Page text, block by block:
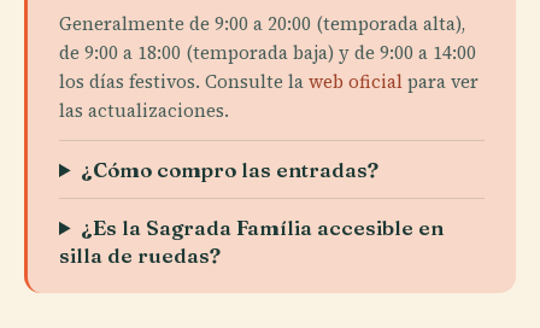
Generalmente de 9:00 a 20:00 (temporada alta),
de 9:00 a 18:00 (temporada baja) y de 9:00 a 14:00
los días festivos. Consulte laweb oficialpara ver
las actualizaciones.
¿Cómo compro las entradas?
¿Es la Sagrada Família accesible en
silla de ruedas?